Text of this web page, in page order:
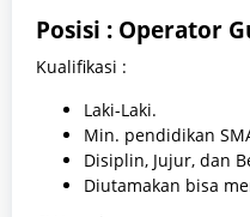
Posisi : Operator
Kualifikasi :
Laki-Laki.
Min. pendidikan
Disiplin, Jujur, dan
Diutamakan bisa